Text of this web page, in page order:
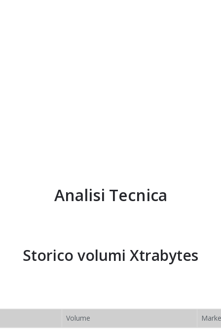
Analisi Tecnica
Storico volumi Xtrabytes
Volume